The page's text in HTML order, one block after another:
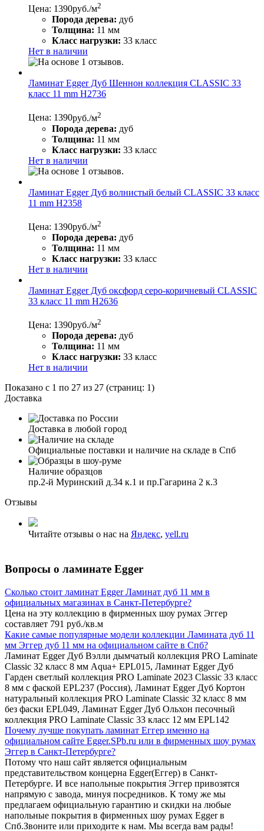
Цена: 1390руб./м2
Порода дерева: дуб
Толщина: 11 мм
Класс нагрузки: 33 класс
Нет в наличии
Ламинат Egger Дуб Шеннон коллекция CLASSIC 33
класс 11 mm Н2736
Цена: 1390руб./м2
Порода дерева: дуб
Толщина: 11 мм
Класс нагрузки: 33 класс
Нет в наличии
Ламинат Egger Дуб волнистый белый CLASSIC 33 класс
11 mm Н2358
Цена: 1390руб./м2
Порода дерева: дуб
Толщина: 11 мм
Класс нагрузки: 33 класс
Нет в наличии
Ламинат Egger Дуб оксфорд серо-коричневый CLASSIC
33 класс 11 mm Н2636
Цена: 1390руб./м2
Порода дерева: дуб
Толщина: 11 мм
Класс нагрузки: 33 класс
Нет в наличии
Показано с 1 по 27 из 27 (страниц: 1)
Доставка
Доставка в любой город
Официальные поставки и наличие на складе в Спб
Наличие образцов
пр.2-й Муринский д.34 к.1 и пр.Гагарина 2 к.3
Отзывы
Читайте отзывы о нас на Яндекс, yell.ru
Вопросы о ламинате Egger
Сколько стоит ламинат Egger Ламинат дуб 11 мм в
официальных магазинах в Санкт-Петербурге?
Цена на эту коллекцию в фирменных шоу румах Эггер
составляет 791 руб./кв.м
Какие самые популярные модели коллекции Ламината дуб 11
мм Эггер дуб 11 мм на официальном сайте в Спб?
Ламинат Egger Дуб Вэлли дымчатый коллекция PRO Laminate
Classic 32 класс 8 мм Aqua+ EPL015, Ламинат Egger Дуб
Гарден светлый коллекция PRO Laminate 2023 Classic 33 класс
8 мм с фаской EPL237 (Россия), Ламинат Egger Дуб Кортон
натуральный коллекция PRO Laminate Classic 32 класс 8 мм
без фаски EPL049, Ламинат Egger Дуб Ольхон песочный
коллекция PRO Laminate Classic 33 класс 12 мм EPL142
Почему лучше покупать ламинат Еггер именно на
официальном сайте Egger.SPb.ru или в фирменных шоу румах
Эггер в Санкт-Петербурге?
Потому что наш сайт является официальным
представительством концерна Egger(Еггер) в Санкт-
Петербурге. И все напольные покрытия Эггер привозятся
напрямую с завода, минуя посредников. К тому же мы
предлагаем официальную гарантию и скидки на любые
напольные покрытия в фирменных шоу румах Egger в
Спб.Звоните или приходите к нам. Мы всегда вам рады!